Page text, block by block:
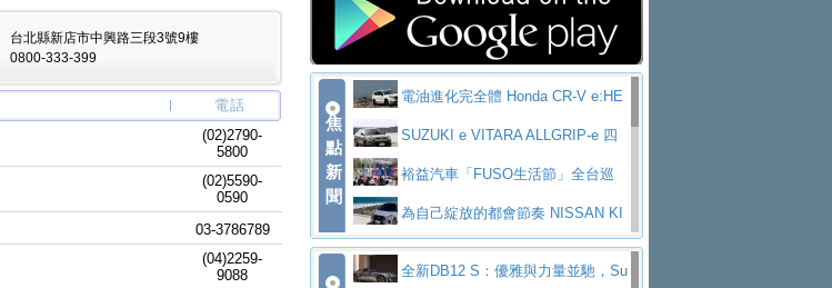
台北縣新店市中興路三段3號9樓
0800-333-399
電話
(02)2790-
5800
(02)5590-
0590
03-3786789
(04)2259-
9088
焦
點
新
聞
電油進化完全體 Honda CR-V e:HE
V PrestigeSUZUKI e VITARA ALLGRIP-e 四
驅精神的純電新詮釋
裕益汽車「FUSO生活節」全台巡
迴 結合生活體驗、交通安全與購車優惠
為自己綻放的都會節奏 NISSAN KI
CKS SAKURA為品味獨具層峰買家打造的頂級座
全新DB12 S：優雅與力量並馳，Su